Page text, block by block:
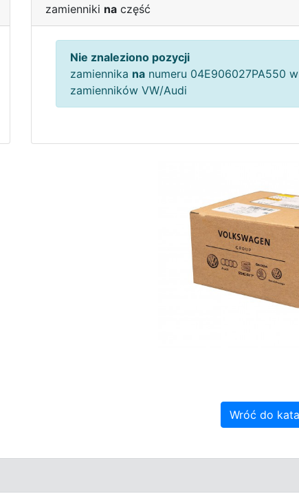
zamienniki na część
Nie znaleziono pozycji
zamiennika na numeru 04E906027PA550
zamienników VW/Audi
Wróć do